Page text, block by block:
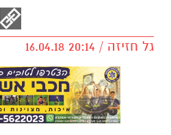
גל חזיזה / 20:14 16.04.18